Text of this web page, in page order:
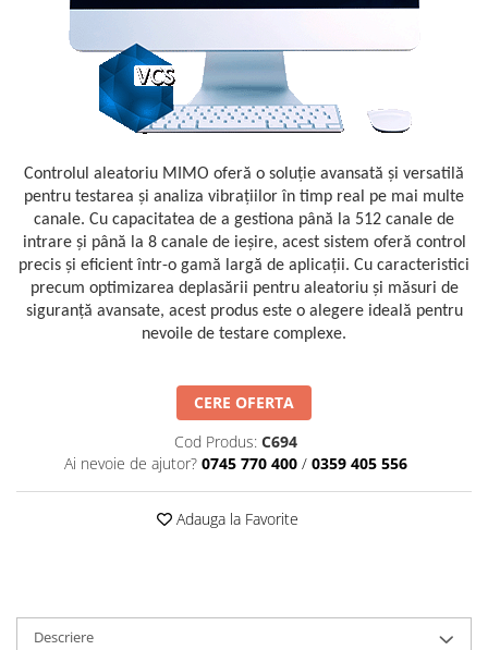
Măsurători termoviziune
Software
Testări la vibrații
Analizoare achiziții de date
Anemometre
Sonometre
Stații de monitorizare meteo
Alte echipamente de măsurare
Mașini și utilaje industriale
Sisteme electrodinamice de testare
Echipamente pentru industria
militară
Senzori seismici
Calibratoare
Sisteme laser de aliniere arbori
Măsurători geometrice
Măsurători termoviziune
Analizoare achiziții de date
Condiționere
Anemometre
Sonometre
Stații de monitorizare meteo
Utilaje feroviare
Locomotive de manevră
Elevatoare mobile
Platforme de ridicare cu boghiuri
Echipamente pentru operații de
sudură
Boghiuri de cale ferată
Alte utilaje feroviare
Echipament testare sisteme de
franare vehicule feroviare
Senzori Willow
Senzori de forță
Senzori cu fir (Wired)
Accelerometre IEPE uniaxiale
Accelerometre IEPE triaxiale
Traductoare ICP de viteză de
vibrații
Senzori de vibrații cu fir
Senzori piezoelectrici
Senzori AGS
Microfoane de măsurare
Senzori de deplasare
Status Pro
Mectron
Lunitek
Gill Instruments
ZAGRO
Emanuel
Controlul aleatoriu MIMO oferă o soluție avansată și versatilă
pentru testarea și analiza vibrațiilor în timp real pe mai multe
canale. Cu capacitatea de a gestiona până la 512 canale de
intrare și până la 8 canale de ieșire, acest sistem oferă control
precis și eficient într-o gamă largă de aplicații. Cu caracteristici
precum optimizarea deplasării pentru aleatoriu și măsuri de
siguranță avansate, acest produs este o alegere ideală pentru
nevoile de testare complexe.
CERE OFERTA
Cod Produs: C694
Ai nevoie de ajutor? 0745 770 400 / 0359 405 556
Adauga la Favorite
Descriere